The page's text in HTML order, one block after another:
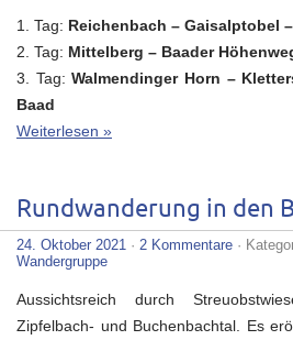
1. Tag: Reichenbach – Gaisalptobel
2. Tag: Mittelberg – Baader
3. Tag:Walmendinger Horn –
Baad
Weiterlesen »
Rundwanderung in den
24. Oktober 2021 · 2 Kommentare ·
Wandergruppe
Aussichtsreich durch
Zipfelbach- und Buchenbachtal. Es